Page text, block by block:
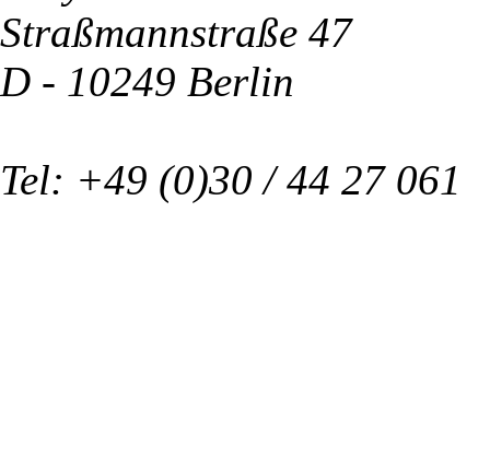
Straßmannstraße 47
D - 10249 Berlin
Tel: +49 (0)30 / 44 27 061